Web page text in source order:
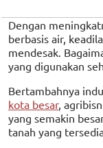
Dengan
berbasis air,
mendesak.
yang digunakan
Bertambahnya
kota besar,
yang semakin
tanah yang